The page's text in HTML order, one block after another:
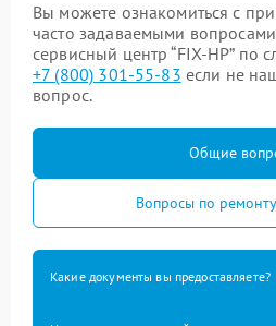
Вы можете ознакомиться с
часто задаваемыми
сервисный центр “FIX-HP” по
+7 (800) 301-55-83 если не
вопрос.
Общие
Вопросы по
Какие документы вы предоставляете?